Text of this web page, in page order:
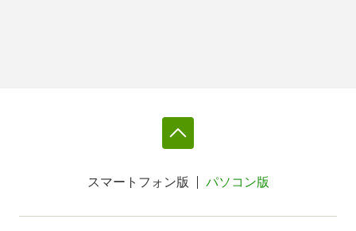
スマートフォン版 パソコン版